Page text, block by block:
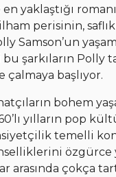
yaklaştığı romanı
perisinin,
Samson’un
bu şarkıların Polly
başlıyor.
bohem
yılların pop
temelli
arasında çokça